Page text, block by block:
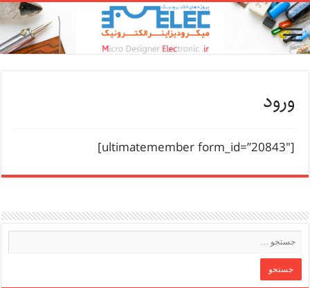
ورود
[ultimatemember form_id=”20843″]